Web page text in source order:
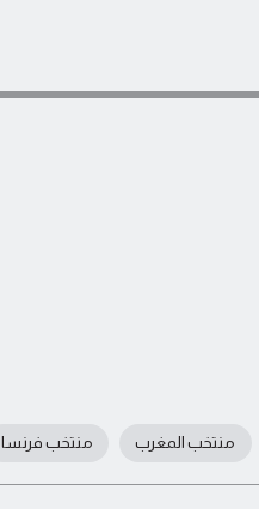
منتخب المغرب منتخب فرنسا